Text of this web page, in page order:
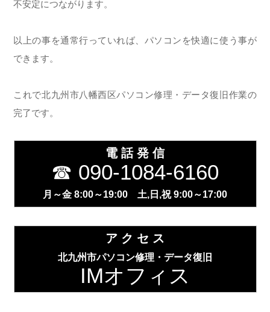
不安定につながります。
以上の事を通常行っていれば、パソコンを快適に使う事が
できます。
これで北九州市八幡西区パソコン修理・データ復旧作業の
完了です。
電 話 発 信
☎ 090-1084-6160
月～金 8:00～19:00 土,日,祝 9:00～17:00
ア ク セ ス
北九州市パソコン修理・データ復旧
IMオフィス